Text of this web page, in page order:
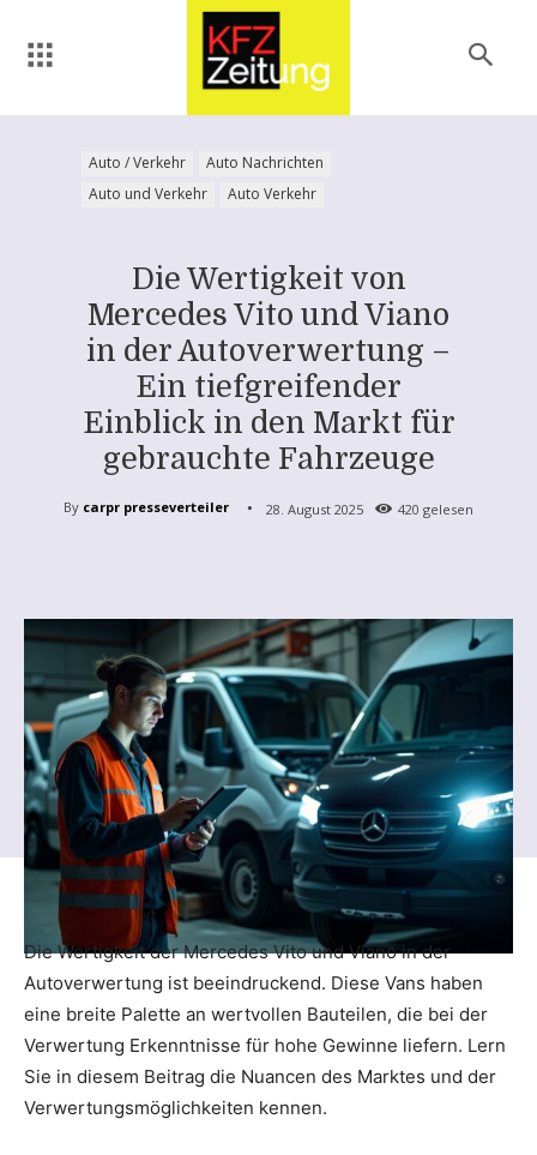
Auto / Verkehr
Auto Nachrichten
Auto und Verkehr
Auto Verkehr
Die Wertigkeit von
Mercedes Vito und Viano
in der Autoverwertung –
Ein tiefgreifender
Einblick in den Markt für
gebrauchte Fahrzeuge
By carpr presseverteiler 28. August 2025 420 gelesen
Die Wertigkeit der Mercedes Vito und Viano in der
Autoverwertung ist beeindruckend. Diese Vans haben
eine breite Palette an wertvollen Bauteilen, die bei der
Verwertung Erkenntnisse für hohe Gewinne liefern. Lern
Sie in diesem Beitrag die Nuancen des Marktes und der
Verwertungsmöglichkeiten kennen.